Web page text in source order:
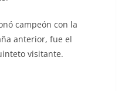
campeón con la
anterior, fue el
visitante.